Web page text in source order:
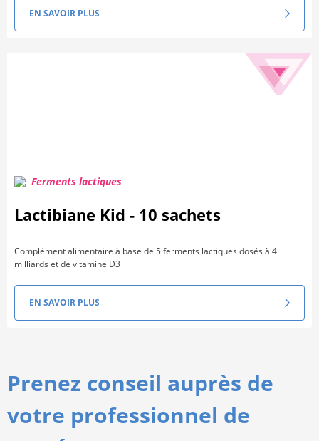
EN SAVOIR PLUS
Ferments lactiques
Lactibiane Kid - 10 sachets
Complément alimentaire à base de 5 ferments lactiques dosés à 4
milliards et de vitamine D3
EN SAVOIR PLUS
Prenez conseil auprès de
votre professionnel de